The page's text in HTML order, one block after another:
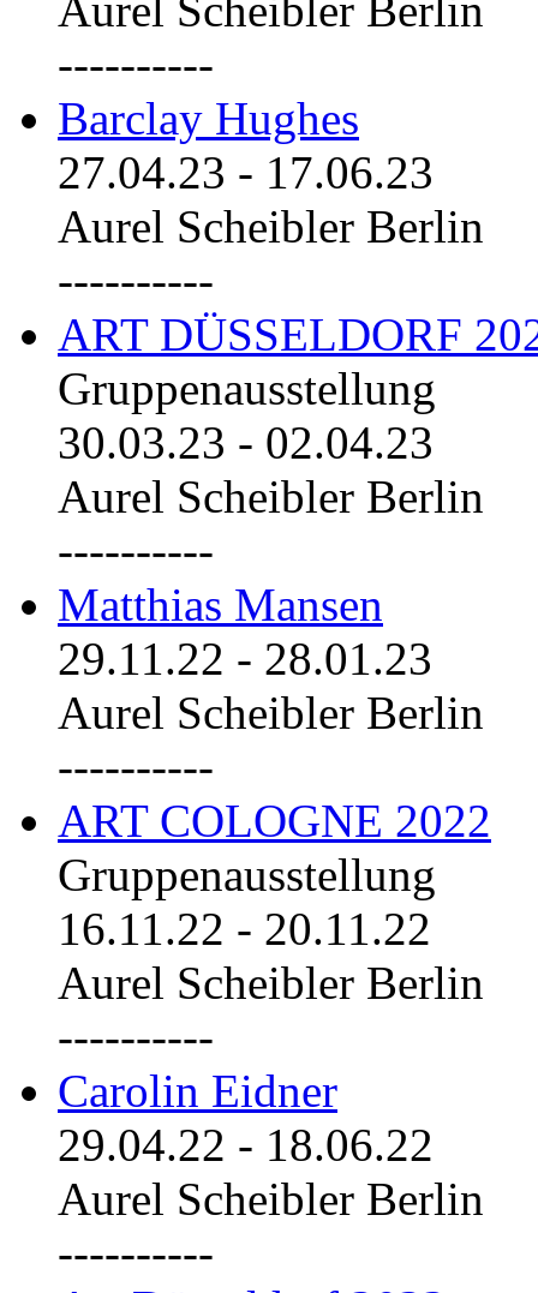
----------
Barclay Hughes
27.04.23 - 17.06.23
Aurel Scheibler Berlin
----------
ART DÜSSELDORF
Gruppenausstellung
30.03.23 - 02.04.23
Aurel Scheibler Berlin
----------
Matthias Mansen
29.11.22 - 28.01.23
Aurel Scheibler Berlin
----------
ART COLOGNE 2022
Gruppenausstellung
16.11.22 - 20.11.22
Aurel Scheibler Berlin
----------
Carolin Eidner
29.04.22 - 18.06.22
Aurel Scheibler Berlin
----------